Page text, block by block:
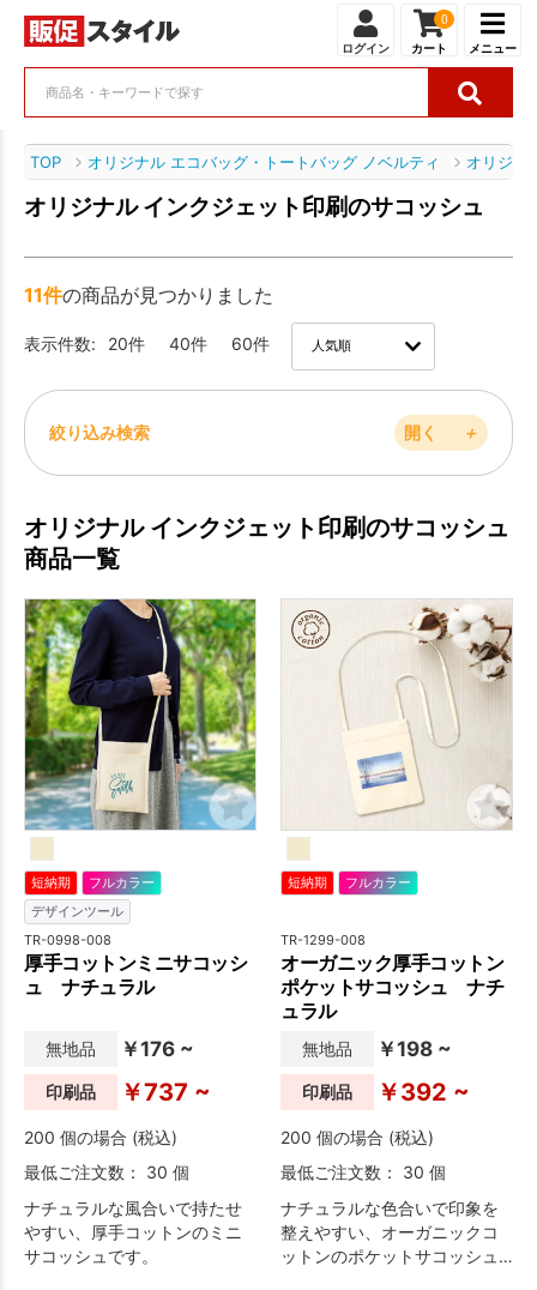
ログイン
0
カート メニュー
TOP オリジナル エコバッグ・トートバッグ ノベルティ オリジナ
オリジナル インクジェット印刷のサコッシュ
11件の商品が見つかりました
表示件数: 20件 40件 60件
絞り込み検索 開く ＋
オリジナル インクジェット印刷のサコッシュ
商品一覧
短納期
フルカラー
デザインツール
TR-0998-008
厚手コットンミニサコッシ
ュ ナチュラル
無地品 ￥176 ~
印刷品 ￥737 ~
200 個の場合 (税込)
最低ご注文数： 30 個
ナチュラルな風合いで持たせ
やすい、厚手コットンのミニ
サコッシュです。
短納期 フルカラー
TR-1299-008
オーガニック厚手コットン
ポケットサコッシュ ナチ
ュラル
無地品 ￥198 ~
印刷品 ￥392 ~
200 個の場合 (税込)
最低ご注文数： 30 個
ナチュラルな色合いで印象を
整えやすい、オーガニックコ
ットンのポケットサコッシュ